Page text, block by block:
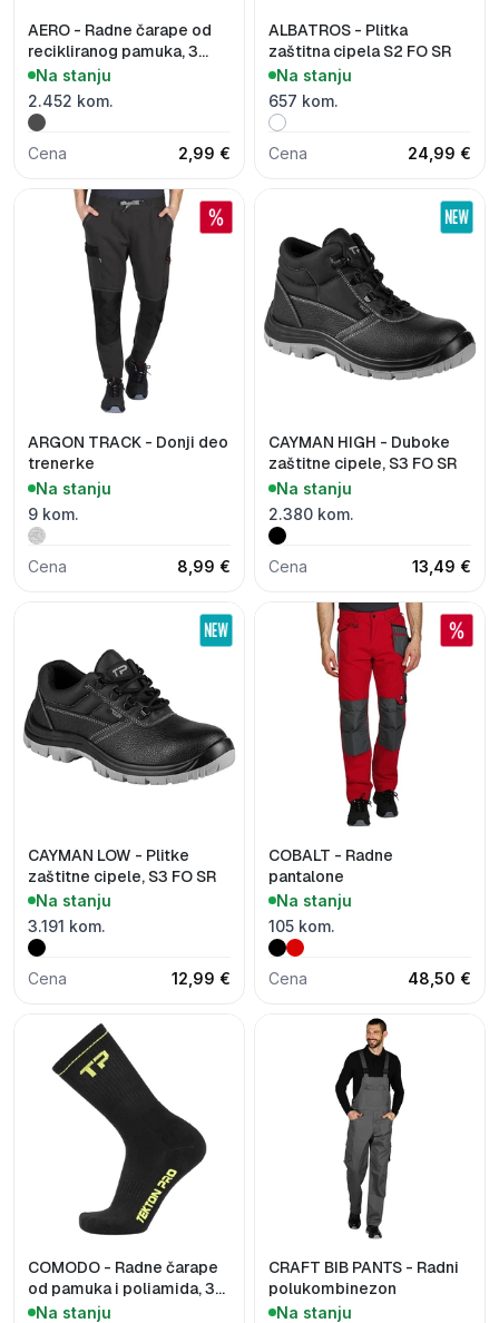
AERO - Radne čarape od
recikliranog pamuka, 3
kom
Na stanju
2.452 kom.
Cena 2,99 €
ALBATROS - Plitka
zaštitna cipela S2 FO SR
Na stanju
657 kom.
Cena 24,99 €
ARGON TRACK - Donji deo
trenerke
Na stanju
9 kom.
Cena 8,99 €
CAYMAN HIGH - Duboke
zaštitne cipele, S3 FO SR
Na stanju
2.380 kom.
Cena 13,49 €
CAYMAN LOW - Plitke
zaštitne cipele, S3 FO SR
Na stanju
3.191 kom.
Cena 12,99 €
COBALT - Radne
pantalone
Na stanju
105 kom.
Cena 48,50 €
COMODO - Radne čarape
od pamuka i poliamida, 3
kom
Na stanju
CRAFT BIB PANTS - Radni
polukombinezon
Na stanju